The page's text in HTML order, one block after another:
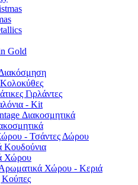
Gold
Γιρλάντες
- Kit
Διακοσμητικά
- Τσάντες Δώρου
Κουδούνια
Χώρου
Αρωματικά Χώρου - Κεριά
Κούπες